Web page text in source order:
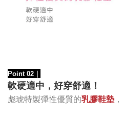
Point 02
軟硬適中，好穿舒適！
彪琥特製彈性優質的乳膠鞋墊 ，